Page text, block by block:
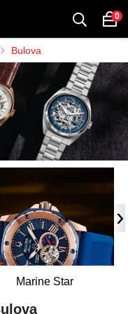
0
Bulova
Marine Star
›